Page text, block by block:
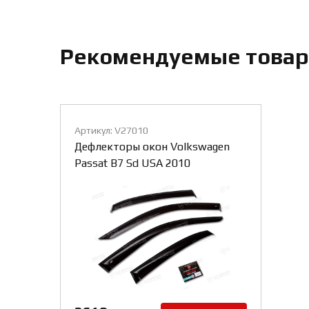
Рекомендуемые
Артикул: V27010
Дефлекторы окон Volkswagen
Passat B7 Sd USA 2010